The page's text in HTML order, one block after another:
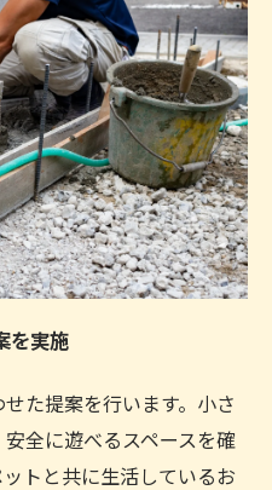
を実施
た提案を行います。小さ
全に遊べるスペースを確
トと共に生活しているお